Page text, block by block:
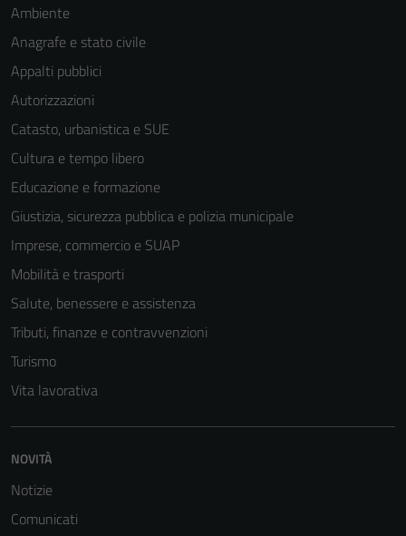
Ambiente
Anagrafe e stato civile
Appalti pubblici
Autorizzazioni
Catasto, urbanistica e SUE
Cultura e tempo libero
Educazione e formazione
Giustizia, sicurezza pubblica e polizia municipale
Imprese, commercio e SUAP
Mobilità e trasporti
Salute, benessere e assistenza
Tributi, finanze e contravvenzioni
Turismo
Vita lavorativa
NOVITÀ
Notizie
Comunicati